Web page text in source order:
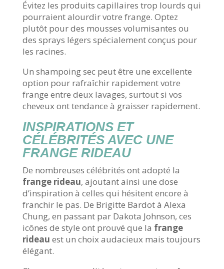
Évitez les produits capillaires trop lourds qui
pourraient alourdir votre frange. Optez
plutôt pour des mousses volumisantes ou
des sprays légers spécialement conçus pour
les racines.
Un shampoing sec peut être une excellente
option pour rafraîchir rapidement votre
frange entre deux lavages, surtout si vos
cheveux ont tendance à graisser rapidement.
INSPIRATIONS ET
CÉLÉBRITÉS AVEC UNE
FRANGE RIDEAU
De nombreuses célébrités ont adopté la
frange rideau, ajoutant ainsi une dose
d’inspiration à celles qui hésitent encore à
franchir le pas. De Brigitte Bardot à Alexa
Chung, en passant par Dakota Johnson, ces
icônes de style ont prouvé que la frange
rideau est un choix audacieux mais toujours
élégant.